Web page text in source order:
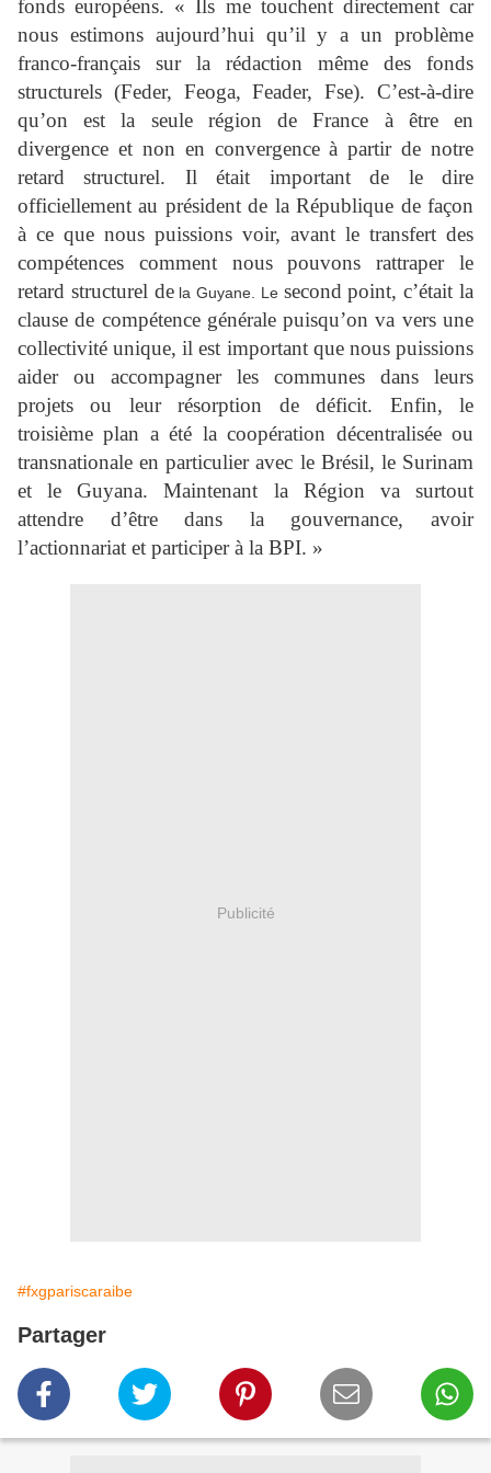
fonds européens. « Ils me touchent directement car
nous estimons aujourd’hui qu’il y a un problème
franco-français sur la rédaction même des fonds
structurels (Feder, Feoga, Feader, Fse). C’est-à-dire
qu’on est la seule région de France à être en
divergence et non en convergence à partir de notre
retard structurel. Il était important de le dire
officiellement au président de la République de façon
à ce que nous puissions voir, avant le transfert des
compétences comment nous pouvons rattraper le
retard structurel dela Guyane. Le second point, c’était la
clause de compétence générale puisqu’on va vers une
collectivité unique, il est important que nous puissions
aider ou accompagner les communes dans leurs
projets ou leur résorption de déficit. Enfin, le
troisième plan a été la coopération décentralisée ou
transnationale en particulier avec le Brésil, le Surinam
et le Guyana. Maintenant la Région va surtout
attendre d’être dans la gouvernance, avoir
l’actionnariat et participer à la BPI. »
Publicité
#fxgpariscaraibe
Partager